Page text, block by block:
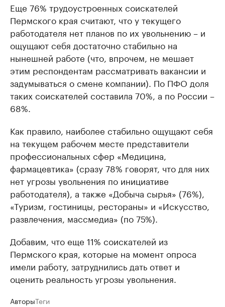
Еще 76% трудоустроенных соискателей
Пермского края считают, что у текущего
работодателя нет планов по их увольнению – и
ощущают себя достаточно стабильно на
нынешней работе (что, впрочем, не мешает
этим респондентам рассматривать вакансии и
задумываться о смене компании). По ПФО доля
таких соискателей составила 70%, а по России –
68%.
Как правило, наиболее стабильно ощущают себя
на текущем рабочем месте представители
профессиональных сфер «Медицина,
фармацевтика» (сразу 78% говорят, что для них
нет угрозы увольнения по инициативе
работодателя), а также «Добыча сырья» (76%),
«Туризм, гостиницы, рестораны» и «Искусство,
развлечения, массмедиа» (по 75%).
Добавим, что еще 11% соискателей из
Пермского края, которые на момент опроса
имели работу, затруднились дать ответ и
оценить реальность угрозы увольнения.
АвторыТеги